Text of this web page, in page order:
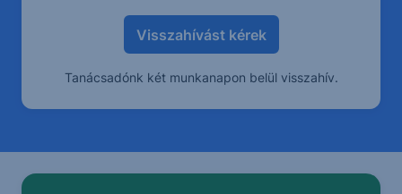
Visszahívást kérek
Tanácsadónk két munkanapon belül visszahív.